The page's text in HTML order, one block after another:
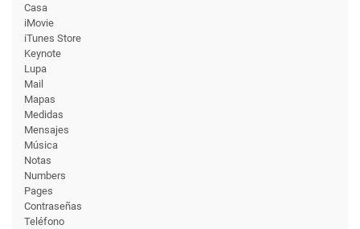
Casa
iMovie
iTunes Store
Keynote
Lupa
Mail
Mapas
Medidas
Mensajes
Música
Notas
Numbers
Pages
Contraseñas
Teléfono